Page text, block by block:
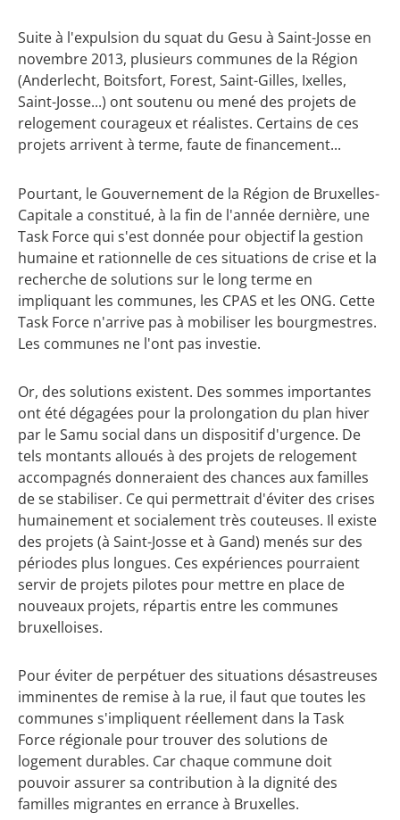
Suite à l'expulsion du squat du Gesu à Saint-Josse en
novembre 2013, plusieurs communes de la Région
(Anderlecht, Boitsfort, Forest, Saint-Gilles, Ixelles,
Saint-Josse...) ont soutenu ou mené des projets de
relogement courageux et réalistes. Certains de ces
projets arrivent à terme, faute de financement...
Pourtant, le Gouvernement de la Région de Bruxelles-
Capitale a constitué, à la fin de l'année dernière, une
Task Force qui s'est donnée pour objectif la gestion
humaine et rationnelle de ces situations de crise et la
recherche de solutions sur le long terme en
impliquant les communes, les CPAS et les ONG. Cette
Task Force n'arrive pas à mobiliser les bourgmestres.
Les communes ne l'ont pas investie.
Or, des solutions existent. Des sommes importantes
ont été dégagées pour la prolongation du plan hiver
par le Samu social dans un dispositif d'urgence. De
tels montants alloués à des projets de relogement
accompagnés donneraient des chances aux familles
de se stabiliser. Ce qui permettrait d'éviter des crises
humainement et socialement très couteuses. Il existe
des projets (à Saint-Josse et à Gand) menés sur des
périodes plus longues. Ces expériences pourraient
servir de projets pilotes pour mettre en place de
nouveaux projets, répartis entre les communes
bruxelloises.
Pour éviter de perpétuer des situations désastreuses
imminentes de remise à la rue, il faut que toutes les
communes s'impliquent réellement dans la Task
Force régionale pour trouver des solutions de
logement durables. Car chaque commune doit
pouvoir assurer sa contribution à la dignité des
familles migrantes en errance à Bruxelles.